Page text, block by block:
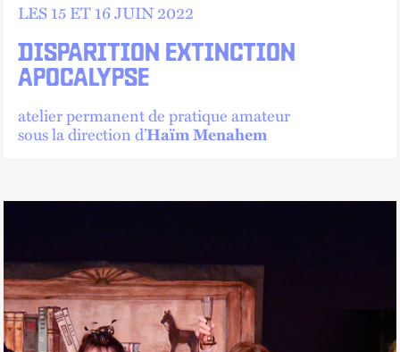
DISPARITION EXTINCTION
APOCALYPSE
LES 15 ET16 JUIN 2022
atelier permanent de pratique amateur
sous la direction d’Haïm Menahem